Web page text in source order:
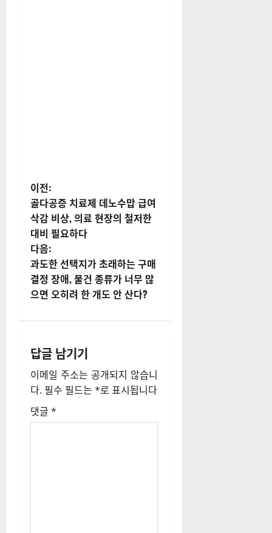
게
시
물
내
비
이
션
이전:
골다공증 치료제 데노수맙 급여
삭감 비상, 의료 현장의 철저한
대비 필요하다
다음:
과도한 선택지가 초래하는 구매
결정 장애, 물건 종류가 너무 많
으면 오히려 한 개도 안 산다?
답글 남기기
이메일 주소는 공개되지 않습니
다. 필수 필드는 *로 표시됩니다
댓글 *